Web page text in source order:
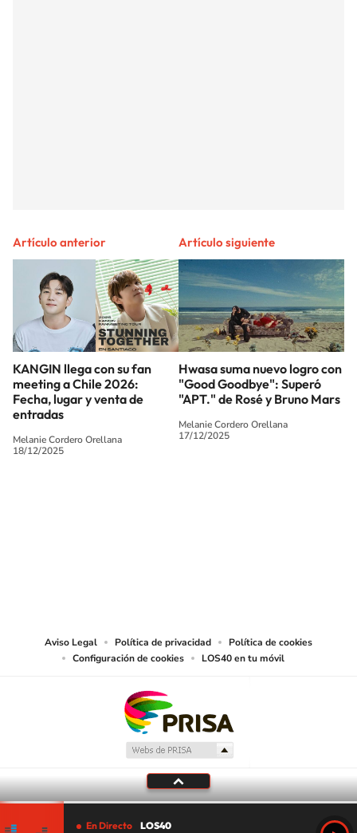
Artículo anterior
KANGIN llega con su fan
meeting a Chile 2026:
Fecha, lugar y venta de
entradas
Melanie Cordero Orellana
18/12/2025
Artículo siguiente
Hwasa suma nuevo logro con
"Good Goodbye": Superó
"APT." de Rosé y Bruno Mars
Melanie Cordero Orellana
17/12/2025
Aviso Legal Política de privacidad
Política de cookies
Configuración de cookies
LOS40 en tu móvil
En Directo LOS40